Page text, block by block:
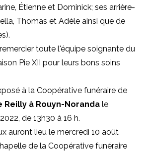
Étienne et Dominick; ses arrière-
Thomas et Adèle ainsi que de
toute l'équipe soignante du
Pie XII pour leurs bons soins
à la Coopérative funéraire de
Reilly à Rouyn-Noranda le
de 13h30 à 16 h.
auront lieu le mercredi 10 août
de la Coopérative funéraire